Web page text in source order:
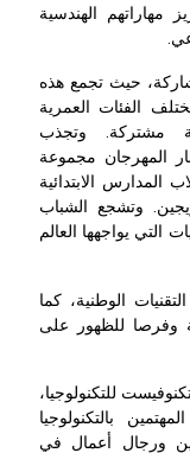
الهندسية
حيث تجمع هذه
الفئات العمرية
مشتركة. وتجذب
المهرجان مجموعة
الابتدائية
وتشجع الشباب
يواجهها العالم
الوطنية، كما
للظهور على
للتكنولوجيا،
بالتكنولوجيا
ورجال أعمال في